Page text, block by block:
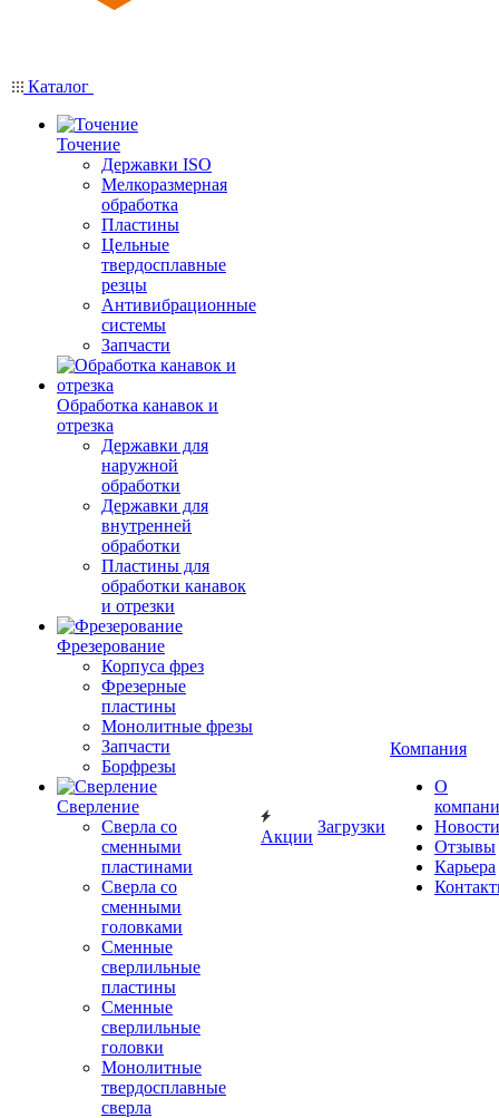
Каталог
Точение
Державки ISO
Мелкоразмерная
обработка
Пластины
Цельные
твердосплавные
резцы
Антивибрационные
системы
Запчасти
Обработка канавок и
отрезка
Державки для
наружной
обработки
Державки для
внутренней
обработки
Пластины для
обработки канавок
и отрезки
Фрезерование
Корпуса фрез
Фрезерные
пластины
Монолитные фрезы
Запчасти
Борфрезы
Сверление
Сверла со
сменными
пластинами
Сверла со
сменными
головками
Сменные
сверлильные
пластины
Сменные
сверлильные
головки
Монолитные
твердосплавные
сверла
Акции
Загрузки
Компания
О
Новости
Отзывы
Карьера